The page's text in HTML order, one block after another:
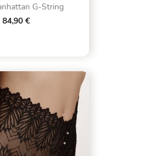
G-String
84,90 €